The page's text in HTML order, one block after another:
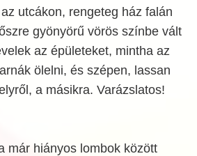
utcákon, rengeteg ház falán
gyönyörű vörös színbe vált
az épületeket, mintha az
ölelni, és szépen, lassan
a másikra. Varázslatos!
már hiányos lombok között